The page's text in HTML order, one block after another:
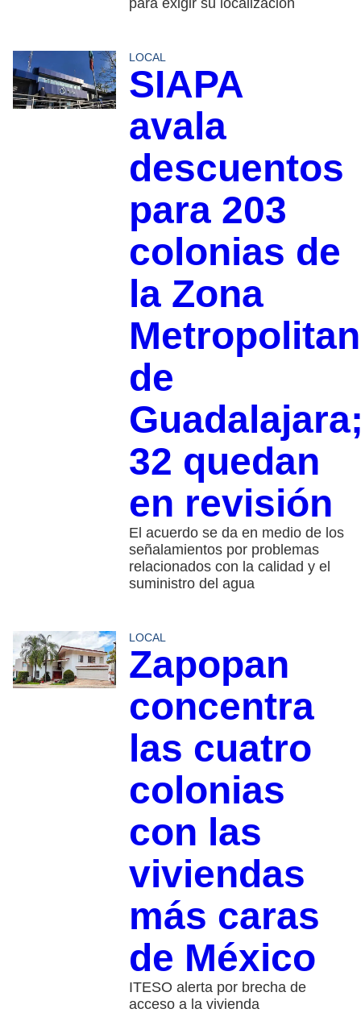
LOCAL
SIAPA
avala
descuentos
para 203
colonias de
la Zona
de
32 quedan
en revisión
El acuerdo se da en medio de los
señalamientos por problemas
relacionados con la calidad y el
suministro del agua
LOCAL
Zapopan
concentra
las cuatro
colonias
con las
viviendas
más caras
de México
ITESO alerta por brecha de
acceso a la vivienda